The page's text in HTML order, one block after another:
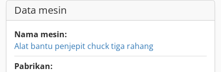
Data mesin
Nama mesin:
Alat bantu penjepit chuck tiga rahang
Pabrikan: